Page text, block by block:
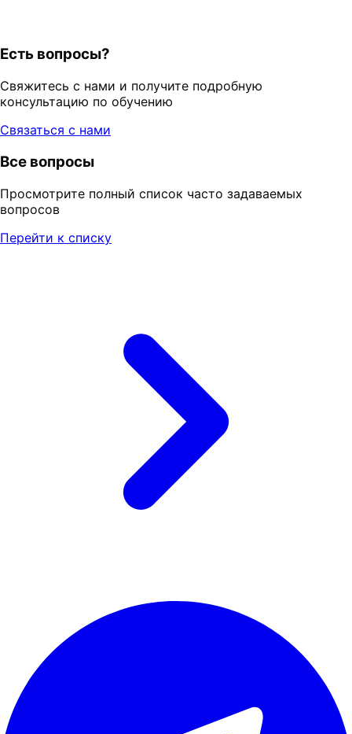
Есть вопросы?
Свяжитесь с нами и получите подробную
консультацию по обучению
Связаться с нами
Все вопросы
Просмотрите полный список часто задаваемых
вопросов
Перейти к списку